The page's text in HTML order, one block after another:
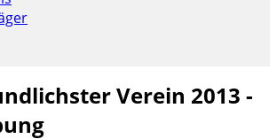
Verein 2013 -